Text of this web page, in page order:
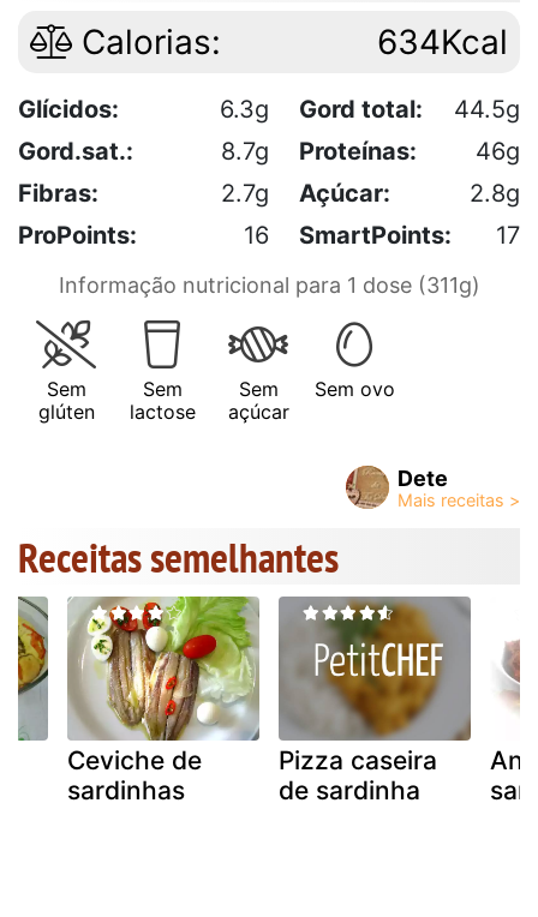
Calorias: 634Kcal
Glícidos: 6.3g Gord total:
44.5g
Gord.sat.:
8.7g Proteínas:
46g
Fibras:
2.7g Açúcar:
2.8g
ProPoints:
16 SmartPoints: 17
Informação nutricional para 1 dose (311g)
Sem
glúten
Sem
lactose
Sem
açúcar
Sem ovo
Dete
Receitas semelhantes
Ceviche de
sardinhas
Pizza caseira
de sardinha